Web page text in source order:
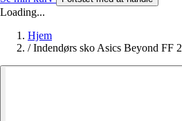
Loading...
Hjem
/ Indendørs sko Asics Beyond FF 2